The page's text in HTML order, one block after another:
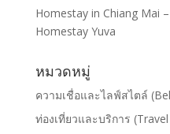
Homestay in Chiang Mai
Homestay Yuva
หมวดหมู่
ความเชื่อและไลฟ์สไตล์
ท่องเที่ยวและบริการ